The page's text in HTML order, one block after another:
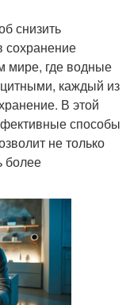
снизить
сохранение
мире, где водные
каждый из
В этой
способы
не только
более